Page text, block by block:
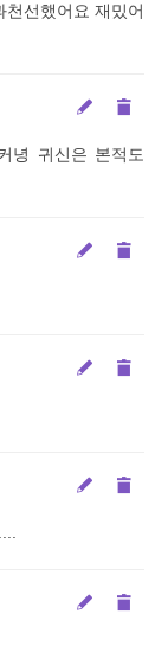
선했어요 재밌어
녕 귀신은 본적도